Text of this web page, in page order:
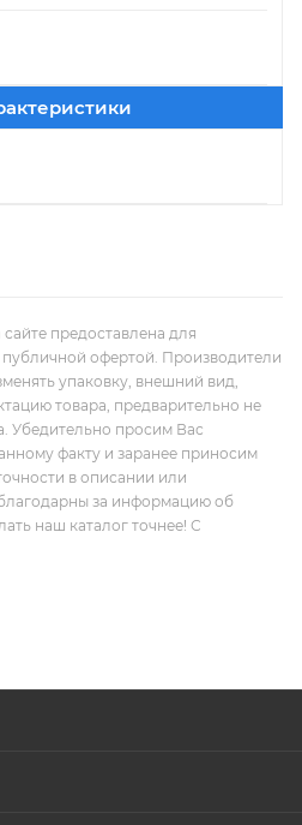
предоставлена для
офертой. Производители
упаковку, внешний вид,
товара, предварительно не
Убедительно просим Вас
факту и заранее приносим
в описании или
за информацию об
наш каталог точнее! С